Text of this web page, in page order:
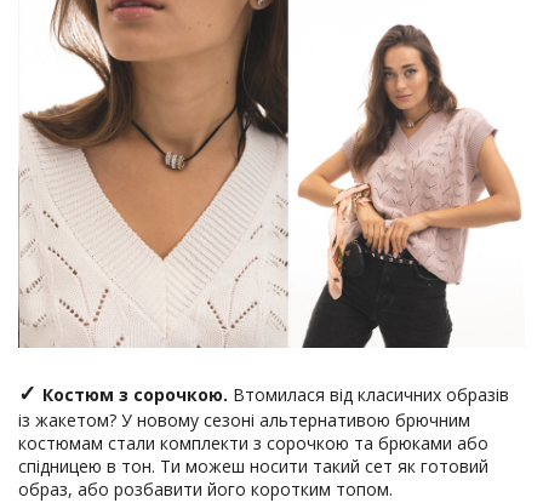
✓ Костюм з сорочкою. Втомилася від класичних образів
із жакетом? У новому сезоні альтернативою брючним
костюмам стали комплекти з сорочкою та брюками або
спідницею в тон. Ти можеш носити такий сет як готовий
образ, або розбавити його коротким топом.